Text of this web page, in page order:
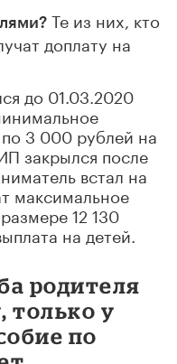
Те из них, кто
доплату на
до 01.03.2020
3 000 рублей на
закрылся после
встал на
максимальное
12 130
на детей.
родителя
только у
по